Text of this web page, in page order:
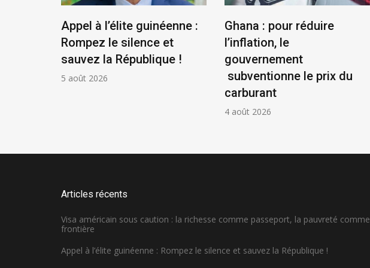
Appel à l’élite guinéenne :
Rompez le silence et
sauvez la République !
5 août 2026
Ghana : pour réduire
l’inflation, le
gouvernement
subventionne le prix du
carburant
4 août 2026
Articles récents
Visa américain sous caution : la richesse comme passeport, la pauvreté comme
frontière
Appel à l’élite guinéenne : Rompez le silence et sauvez la République !